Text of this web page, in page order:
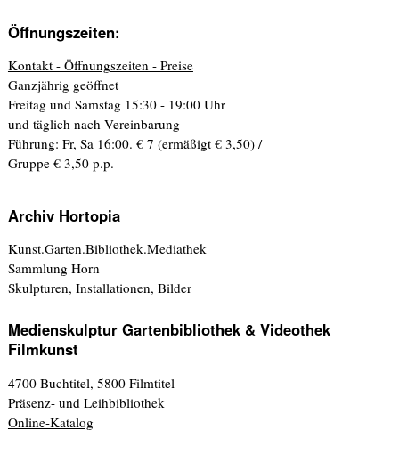
Öffnungszeiten:
Kontakt - Öffnungszeiten - Preise
Ganzjährig geöffnet
Freitag und Samstag 15:30 - 19:00 Uhr
und täglich nach Vereinbarung
Führung: Fr, Sa 16:00. € 7 (ermäßigt € 3,50) /
Gruppe € 3,50 p.p.
Archiv Hortopia
Kunst.Garten.Bibliothek.Mediathek
Sammlung Horn
Skulpturen, Installationen, Bilder
Medienskulptur Gartenbibliothek & Videothek
Filmkunst
4700 Buchtitel, 5800 Filmtitel
Präsenz- und Leihbibliothek
Online-Katalog